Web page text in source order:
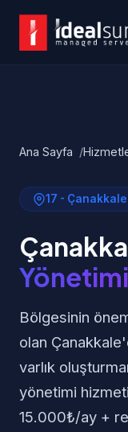
Ana Sayfa
17 - Çanakkale
Yönetimi
Bölgesinin
olan
varlık
yönetimi
15.000₺/ay +